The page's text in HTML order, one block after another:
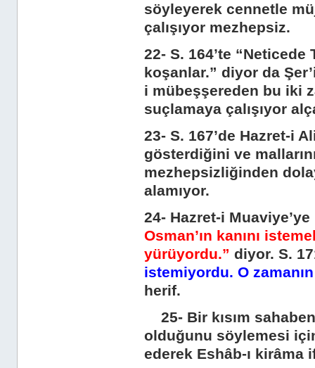
söyleyerek cennetle
çalışıyor mezhepsiz.
22- S. 164’te
koşanlar.” diyor da
i mübeşşereden bu iki
suçlamaya çalışıyor
23- S. 167’de Hazret-i
gösterdiğini ve
mezhepsizliğinden
alamıyor.
24- Hazret-i Muaviye’ye
Osman’ın kanını
yürüyordu.” diyor. S.
istemiyordu. O
herif.
25- Bir kısım
olduğunu söylemesi
ederek Eshâb-ı kirâma